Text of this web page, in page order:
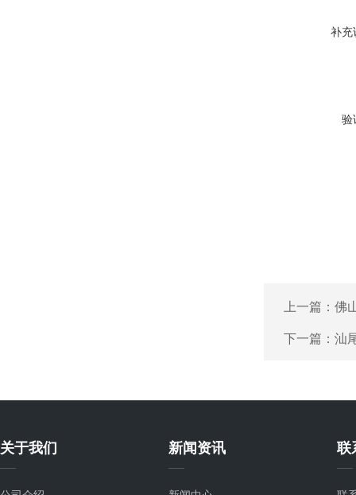
补充
验
上一篇： 佛
下一篇： 汕
关于我们 新闻资讯 联